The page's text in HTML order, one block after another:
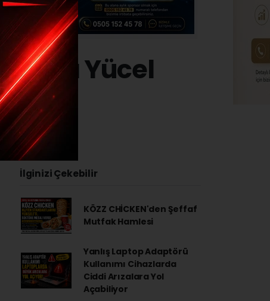
Yücel
- 14:46
İlginizi Çekebilir
KÖZZ CHİCKEN'den Şeffaf
Mutfak Hamlesi
Yanlış Laptop Adaptörü
Kullanımı Cihazlarda
Ciddi Arızalara Yol
Açabiliyor